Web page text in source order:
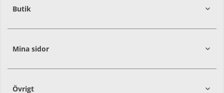
27430
Butik
Mina sidor
Övrigt